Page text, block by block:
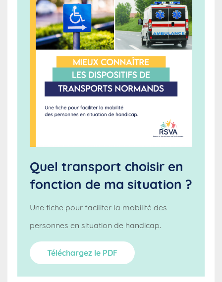
Quel transport choisir en
fonction de ma situation ?
Une fiche pour faciliter la mobilité des
personnes en situation de handicap.
Téléchargez le PDF